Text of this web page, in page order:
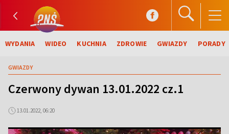
WYDANIA WIDEO KUCHNIA ZDROWIE GWIAZDY PORADY
GWIAZDY
Czerwony dywan 13.01.2022 cz.1
13.01.2022, 06:20